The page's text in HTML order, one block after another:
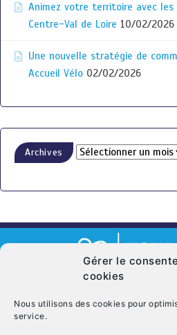
Gérer le
cookies
Nous utilisons des cookies pour
service.
Animez votre territoire avec les
Centre-Val de Loire 10/02/2026
Une nouvelle stratégie de
Accueil Vélo 02/02/2026
Archives
Qui sommes nous ? Mentions légales